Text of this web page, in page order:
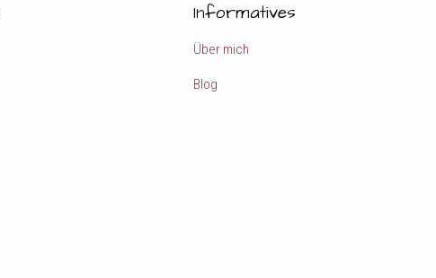
Informatives
Über mich
Blog